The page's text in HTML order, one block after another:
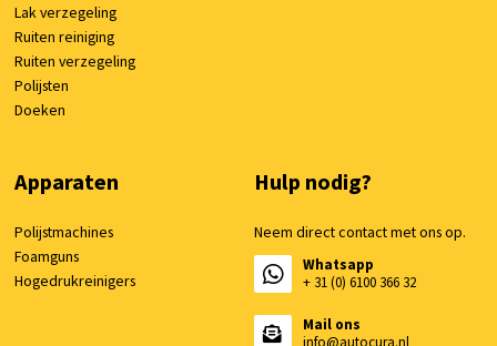
Lak verzegeling
Ruiten reiniging
Ruiten verzegeling
Polijsten
Doeken
Apparaten
Polijstmachines
Foamguns
Hogedrukreinigers
Hulp nodig?
Neem direct contact met ons op.
Whatsapp
+ 31 (0) 6100 366 32
Mail ons
info@autocura.nl